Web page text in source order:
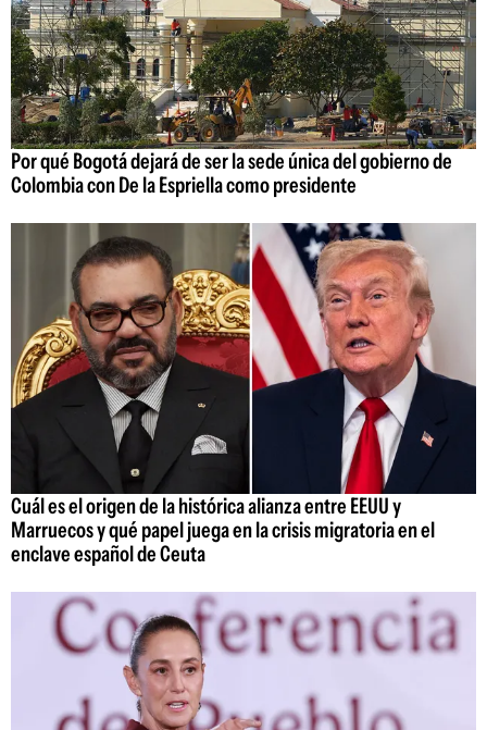
Por qué Bogotá dejará de ser la sede única del gobierno de
Colombia con De la Espriella como presidente
Cuál es el origen de la histórica alianza entre EEUU y
Marruecos y qué papel juega en la crisis migratoria en el
enclave español de Ceuta